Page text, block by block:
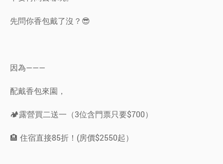
先問你香包戴了沒？😎
因為———
配戴香包來園，
🏕️露營買二送一（3位含門票只要$700）
🏨 住宿直接85折！(房價$2550起）